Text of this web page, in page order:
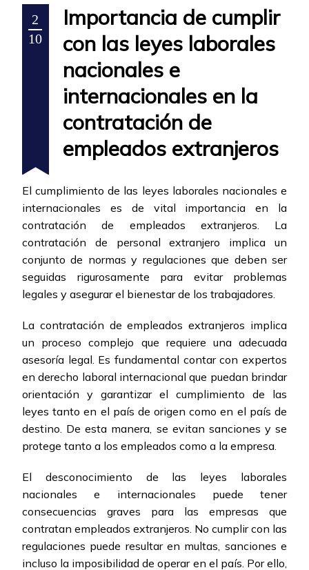
2
10
Importancia de cumplir
con las leyes laborales
nacionales e
internacionales en la
contratación de
empleados extranjeros
El cumplimiento de las leyes laborales nacionales e
internacionales es de vital importancia en la
contratación de empleados extranjeros. La
contratación de personal extranjero implica un
conjunto de normas y regulaciones que deben ser
seguidas rigurosamente para evitar problemas
legales y asegurar el bienestar de los trabajadores.
La contratación de empleados extranjeros implica
un proceso complejo que requiere una adecuada
asesoría legal. Es fundamental contar con expertos
en derecho laboral internacional que puedan brindar
orientación y garantizar el cumplimiento de las
leyes tanto en el país de origen como en el país de
destino. De esta manera, se evitan sanciones y se
protege tanto a los empleados como a la empresa.
El desconocimiento de las leyes laborales
nacionales e internacionales puede tener
consecuencias graves para las empresas que
contratan empleados extranjeros. No cumplir con las
regulaciones puede resultar en multas, sanciones e
incluso la imposibilidad de operar en el país. Por ello,